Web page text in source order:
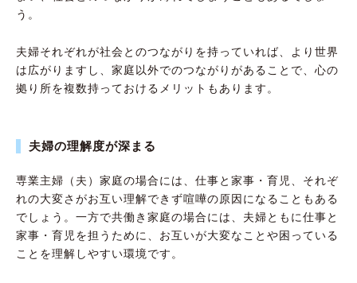
う。
夫婦それぞれが社会とのつながりを持っていれば、より世界
は広がりますし、家庭以外でのつながりがあることで、心の
拠り所を複数持っておけるメリットもあります。
夫婦の理解度が深まる
専業主婦（夫）家庭の場合には、仕事と家事・育児、それぞ
れの大変さがお互い理解できず喧嘩の原因になることもある
でしょう。一方で共働き家庭の場合には、夫婦ともに仕事と
家事・育児を担うために、お互いが大変なことや困っている
ことを理解しやすい環境です。